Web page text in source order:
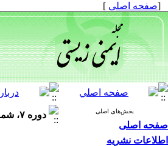
[صفحه اصلی ]
بخش‌های اصلی
صفحه اصلی
اطلاعات نشریه
دوره ۷، شماره ۱ - ( ۵-۱۳۹۳ )